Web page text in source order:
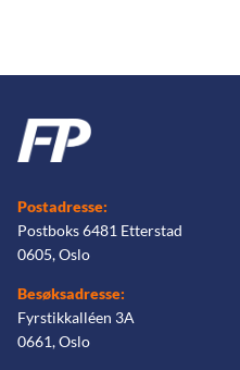
Postadresse:
Postboks 6481 Etterstad
0605, Oslo
Besøksadresse:
Fyrstikkalléen 3A
0661, Oslo